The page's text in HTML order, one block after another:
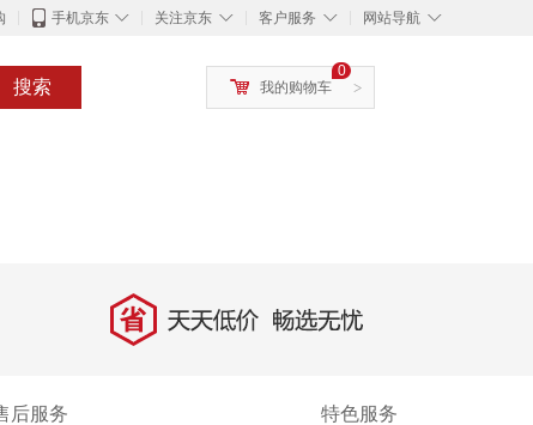
◇
手机京东 ◇
关注京东 ◇
客户服务 ◇
网站导航
搜索 >
0
我的购物车
省 天天低价，畅选无忧
后服务 特色服务